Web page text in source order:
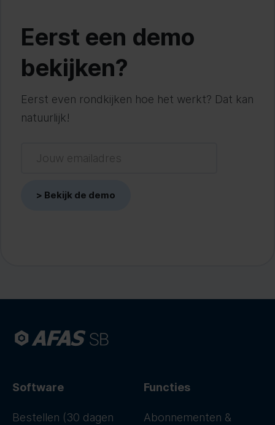
Eerst een demo
bekijken?
Eerst even rondkijken hoe het werkt? Dat kan
natuurlijk!
Software
Bestellen (30 dagen
Functies
Abonnementen &